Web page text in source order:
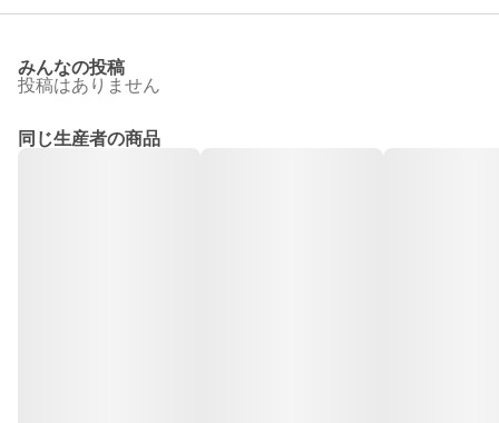
みんなの投稿
投稿はありません
同じ生産者の商品